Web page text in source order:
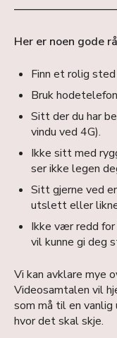
Her er noen gode
Finn et rolig
Bruk
Sitt der du har
vindu ved 4G).
Ikke sitt med
ser ikke legen
Sitt gjerne ved
utslett eller
Ikke vær redd for
vil kunne gi deg
Vi kan avklare mye
Videosamtalen vil
som må til en
hvor det skal skje.